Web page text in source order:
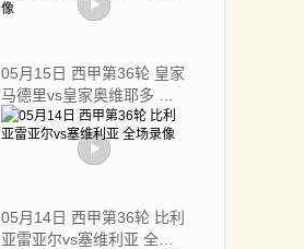
05月15日 西甲第36轮 皇家
马德里vs皇家奥维耶多 全
场录像
05月14日 西甲第36轮 比利
亚雷亚尔vs塞维利亚 全场